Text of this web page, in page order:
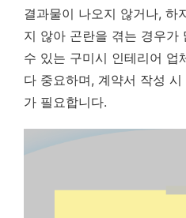
결과물이 나오지 않거나, 하
지 않아 곤란을 겪는 경우가
수 있는 구미시 인테리어 업
다 중요하며, 계약서 작성
가 필요합니다.